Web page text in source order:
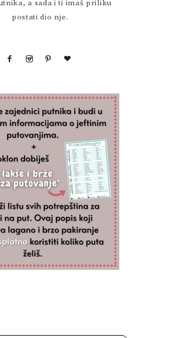
a sada i ti imaš priliku
postati dio nje.